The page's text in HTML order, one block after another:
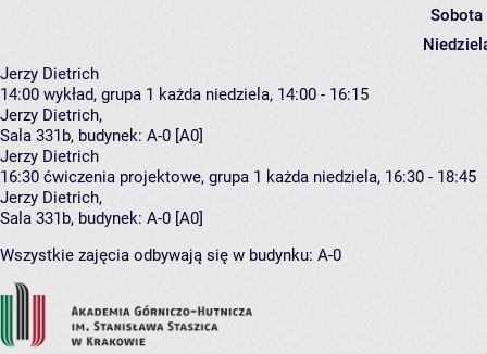
Sobota
Jerzy Dietrich
14:00 wykład, grupa 1 każda niedziela, 14:00 - 16:15
Jerzy Dietrich,
Sala 331b, budynek: A-0 [A0]
Jerzy Dietrich
16:30 ćwiczenia projektowe, grupa 1 każda niedziela, 16:30 - 18:45
Jerzy Dietrich,
Sala 331b, budynek: A-0 [A0]
Wszystkie zajęcia odbywają się w budynku: A-0